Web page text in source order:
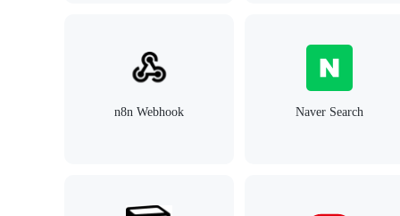
n8n Webhook Naver Search